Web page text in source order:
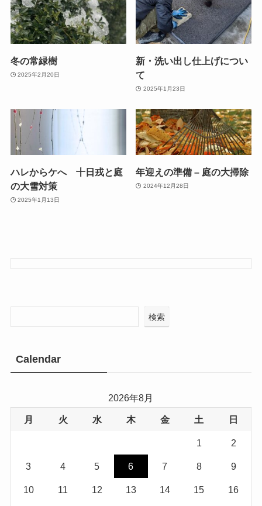
冬の常緑樹
2025年2月20日
新・洗い出し仕上げについ
て
2025年1月23日
ハレからケへ 十日戎と庭
の大雪対策
2025年1月13日
年迎えの準備 – 庭の大掃除
2024年12月28日
検索
Calendar
2026年8月
月 火 水 木 金 土 日
1 2
3 4 5 6 7 8 9
10 11 12 13 14 15 16